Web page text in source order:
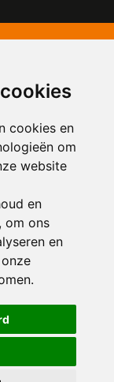
cookies en
om
website
en
om ons
en
u graag